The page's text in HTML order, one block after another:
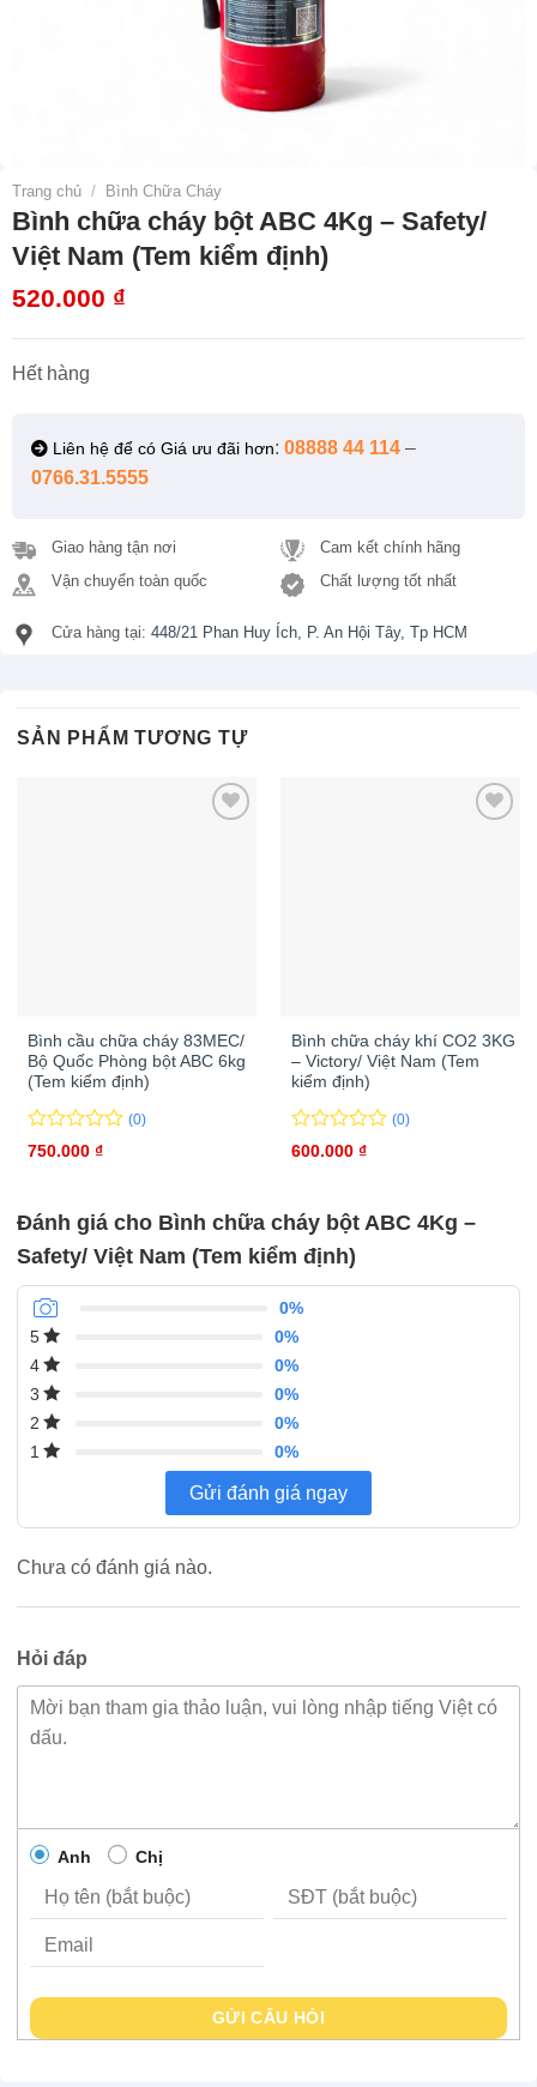
Trang chủ / Bình Chữa Cháy
Bình chữa cháy bột ABC 4Kg – Safety/
Việt Nam (Tem kiểm định)
520.000 ₫
Hết hàng
Liên hệ để có Giá ưu đãi hơn: 08888 44 114 –
0766.31.5555
Giao hàng tận nơi
Vận chuyển toàn quốc
Cam kết chính hãng
Chất lượng tốt nhất
Cửa hàng tại: 448/21 Phan Huy Ích, P. An Hội Tây, Tp HCM
SẢN PHẨM TƯƠNG TỰ
Bình cầu chữa cháy 83MEC/
Bộ Quốc Phòng bột ABC 6kg
(Tem kiểm định)
0
0
giá
(0)
750.000₫
Bình chữa cháy khí CO2 3KG
– Victory/ Việt Nam (Tem
kiểm định)
0
0
giá
(0)
600.000₫
Đánh giá cho Bình chữa cháy bột ABC 4Kg –
Safety/ Việt Nam (Tem kiểm định)
0%
5
0%
4
0%
3
0%
2
0%
1
0%
Gửi đánh giá ngay
Chưa có đánh giá nào.
Hỏi đáp
Anh Chị
GỬI CÂU HỎI